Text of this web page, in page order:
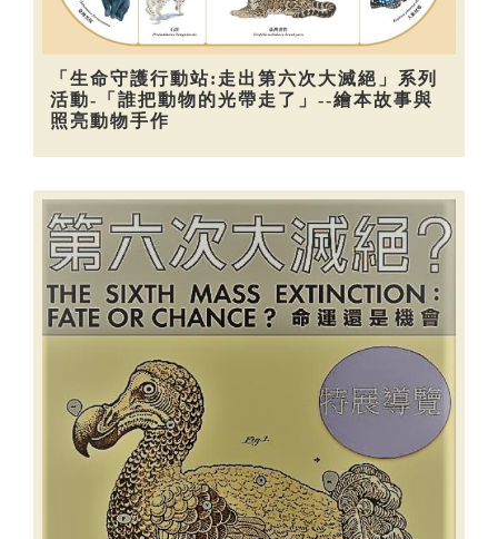
「生命守護行動站:走出第六次大滅絕」系列
活動-「誰把動物的光帶走了」--繪本故事與
照亮動物手作